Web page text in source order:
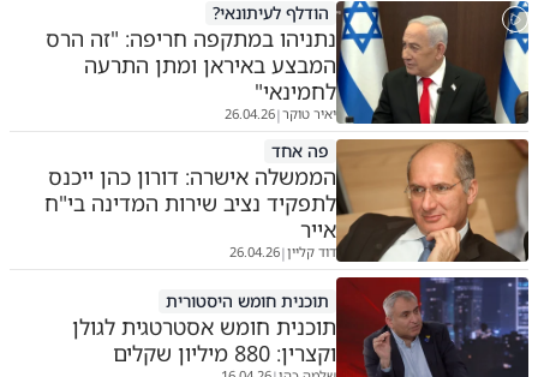
הודלף לעיתונאי?
נתניהו במתקפה חריפה: "זה הרס
המבצע באיראן ומתן התרעה
לחמינאי"
יאיר טוקר|
26.04.26
פה אחד
הממשלה אישרה: דורון כהן ייכנס
לתפקיד נציב שירות המדינה בי"ח
אייר
דוד קליין|
26.04.26
תוכנית חומש היסטורית
תוכנית חומש אסטרטגית לגולן
וקצרין: 880 מיליון שקלים